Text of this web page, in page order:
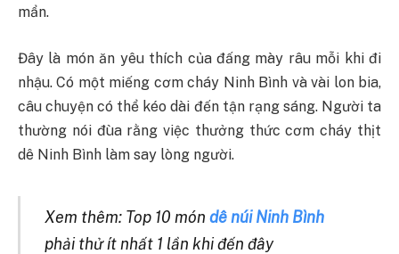
mẩn.
Đây là món ăn yêu thích của đấng mày râu mỗi khi đi
nhậu. Có một miếng cơm cháy Ninh Bình và vài lon bia,
câu chuyện có thể kéo dài đến tận rạng sáng. Người ta
thường nói đùa rằng việc thưởng thức cơm cháy thịt
dê Ninh Bình làm say lòng người.
Xem thêm: Top 10 món dê núi Ninh Bình
phải thử ít nhất 1 lần khi đến đây